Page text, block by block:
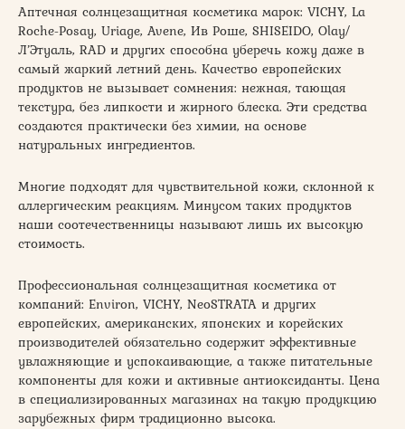
Аптечная солнцезащитная косметика марок: VICHY, La
Roche-Posay, Uriage, Avene, Ив Роше, SHISEIDO, Olay/
Л’Этуаль, RAD и других способна уберечь кожу даже в
самый жаркий летний день. Качество европейских
продуктов не вызывает сомнения: нежная, тающая
текстура, без липкости и жирного блеска. Эти средства
создаются практически без химии, на основе
натуральных ингредиентов.
Многие подходят для чувствительной кожи, склонной к
аллергическим реакциям. Минусом таких продуктов
наши соотечественницы называют лишь их высокую
стоимость.
Профессиональная солнцезащитная косметика от
компаний: Environ, VICHY, NeoSTRATA и других
европейских, американских, японских и корейских
производителей обязательно содержит эффективные
увлажняющие и успокаивающие, а также питательные
компоненты для кожи и активные антиоксиданты. Цена
в специализированных магазинах на такую продукцию
зарубежных фирм традиционно высока.